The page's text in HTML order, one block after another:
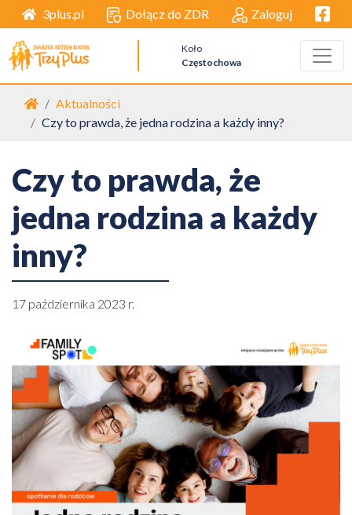
3plus.pl Dołącz do ZDR Zaloguj
Koło
Częstochowa
Strona główna
Aktualności
Czy to prawda, że jedna rodzina a każdy inny?
Czy to prawda, że
jedna rodzina a każdy
inny?
17 października 2023 r.